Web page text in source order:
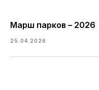
Марш парков – 2026
25.04.2026